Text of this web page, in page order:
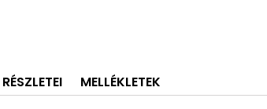
MELLÉKLETEK